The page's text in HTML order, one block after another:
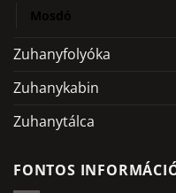
Mosdó
Zuhanyfolyóka
Zuhanykabin
Zuhanytálca
FONTOS